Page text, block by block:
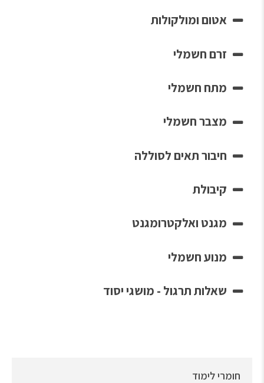
אטום ומולקולות
זרם חשמלי
מתח חשמלי
מצבר חשמלי
חיבור תאים לסוללה
קיבולת
מגנט ואלקטרומגנט
מנוע חשמלי
שאלות תרגול - מושגי יסוד
חומרי לימוד